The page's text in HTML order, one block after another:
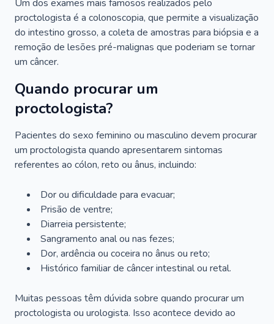
Um dos exames mais famosos realizados pelo
proctologista é a colonoscopia, que permite a visualização
do intestino grosso, a coleta de amostras para biópsia e a
remoção de lesões pré-malignas que poderiam se tornar
um câncer.
Quando procurar um
proctologista?
Pacientes do sexo feminino ou masculino devem procurar
um proctologista quando apresentarem sintomas
referentes ao cólon, reto ou ânus, incluindo:
Dor ou dificuldade para evacuar;
Prisão de ventre;
Diarreia persistente;
Sangramento anal ou nas fezes;
Dor, ardência ou coceira no ânus ou reto;
Histórico familiar de câncer intestinal ou retal.
Muitas pessoas têm dúvida sobre quando procurar um
proctologista ou urologista. Isso acontece devido ao